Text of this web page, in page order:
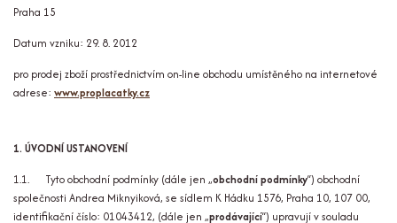
Praha 15
Datum vzniku: 29. 8. 2012
pro prodej zboží prostřednictvím on-line obchodu umístěného na internetové
adrese: www.proplacatky.cz
1. ÚVODNÍ USTANOVENÍ
1.1. Tyto obchodní podmínky (dále jen „obchodní podmínky“) obchodní
společnosti Andrea Miknyiková, se sídlem K Hádku 1576, Praha 10, 107 00,
identifikační číslo: 01043412, (dále jen „prodávající“) upravují v souladu